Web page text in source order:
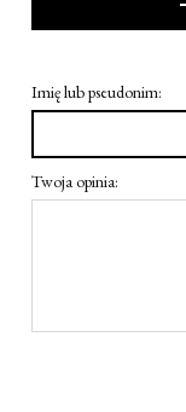
Imię lub pseudonim:
Twoja opinia: